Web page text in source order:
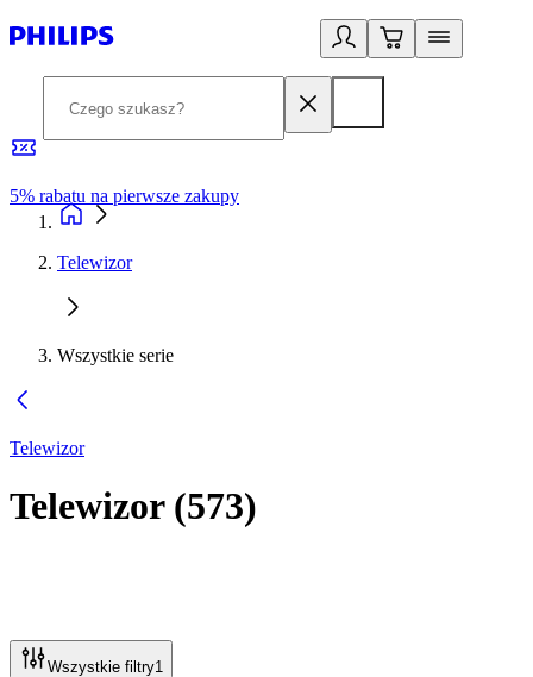
5% rabatu na pierwsze zakupy
Telewizor
Wszystkie serie
Telewizor
Telewizor(573)
Wszystkie filtry1